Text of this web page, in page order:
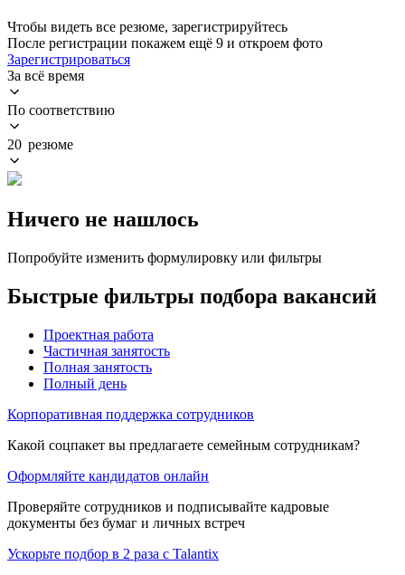
Чтобы видеть все резюме, зарегистрируйтесь
После регистрации покажем ещё 9 и откроем фото
Зарегистрироваться
За всё время
По соответствию
20 резюме
Ничего не нашлось
Попробуйте изменить формулировку или фильтры
Быстрые фильтры подбора вакансий
Проектная работа
Частичная занятость
Полная занятость
Полный день
Корпоративная поддержка сотрудников
Какой соцпакет вы предлагаете семейным сотрудникам?
Оформляйте кандидатов онлайн
Проверяйте сотрудников и подписывайте кадровые
документы без бумаг и личных встреч
Ускорьте подбор в 2 раза с Talantix